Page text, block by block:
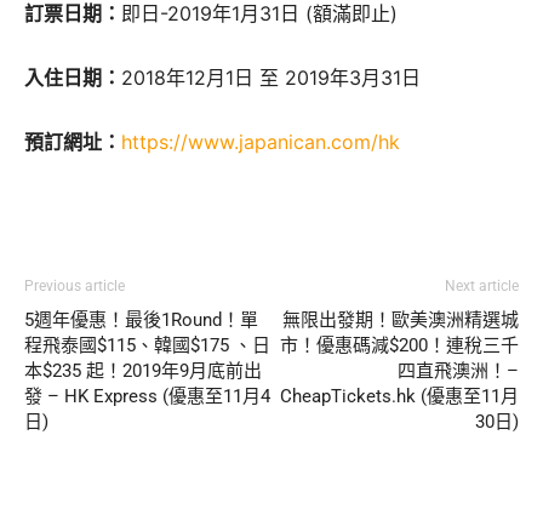
訂票日期： 即日-2019年1月31日 (額滿即止)
入住日期： 2018年12月1日 至 2019年3月31日
預訂網址： https://www.japanican.com/hk
Previous article
5週年優惠！最後1Round！單
程飛泰國$115、韓國$175 、日
本$235 起！2019年9月底前出
發 – HK Express (優惠至11月4
日)
Next article
無限出發期！歐美澳洲精選城
市！優惠碼減$200！連稅三千
四直飛澳洲！–
CheapTickets.hk (優惠至11月
30日)